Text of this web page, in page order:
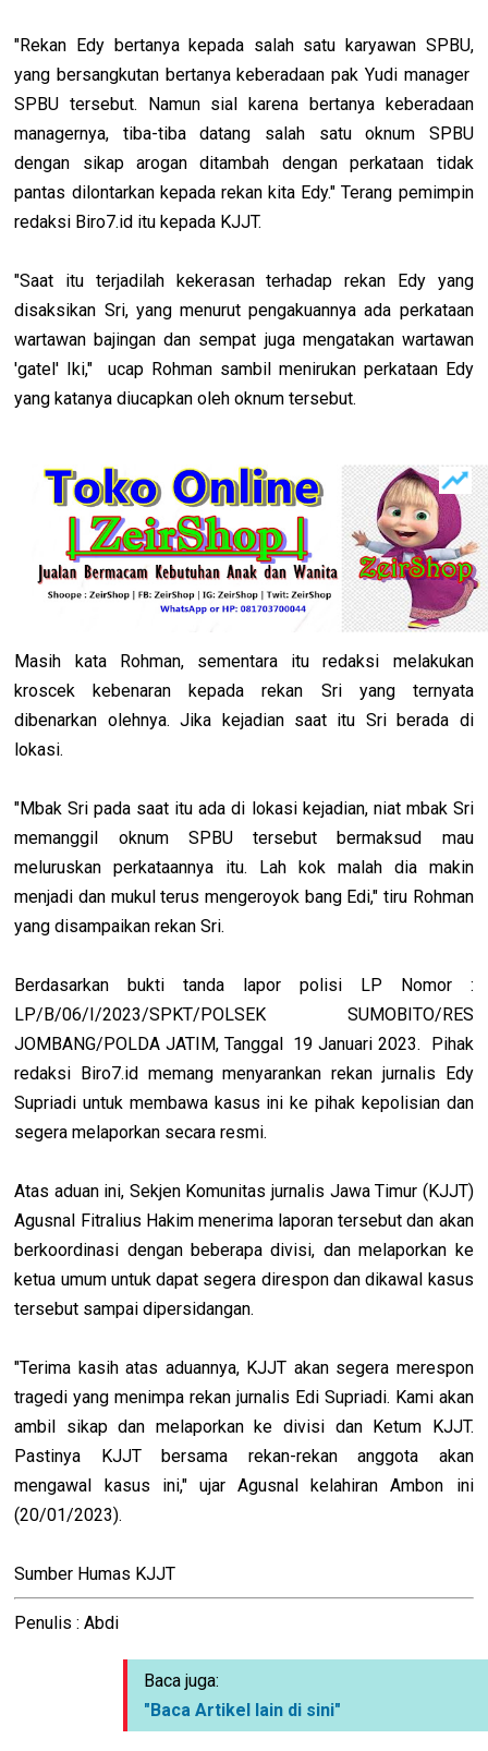
"Rekan Edy bertanya kepada salah satu karyawan SPBU,
yang bersangkutan bertanya keberadaan pak Yudi manager
SPBU tersebut. Namun sial karena bertanya keberadaan
managernya, tiba-tiba datang salah satu oknum SPBU
dengan sikap arogan ditambah dengan perkataan tidak
pantas dilontarkan kepada rekan kita Edy." Terang pemimpin
redaksi Biro7.id itu kepada KJJT.
"Saat itu terjadilah kekerasan terhadap rekan Edy yang
disaksikan Sri, yang menurut pengakuannya ada perkataan
wartawan bajingan dan sempat juga mengatakan wartawan
'gatel' Iki," ucap Rohman sambil menirukan perkataan Edy
yang katanya diucapkan oleh oknum tersebut.
Masih kata Rohman, sementara itu redaksi melakukan
kroscek kebenaran kepada rekan Sri yang ternyata
dibenarkan olehnya. Jika kejadian saat itu Sri berada di
lokasi.
"Mbak Sri pada saat itu ada di lokasi kejadian, niat mbak Sri
memanggil oknum SPBU tersebut bermaksud mau
meluruskan perkataannya itu. Lah kok malah dia makin
menjadi dan mukul terus mengeroyok bang Edi," tiru Rohman
yang disampaikan rekan Sri.
Berdasarkan bukti tanda lapor polisi LP Nomor :
LP/B/06/I/2023/SPKT/POLSEK SUMOBITO/RES
JOMBANG/POLDA JATIM, Tanggal 19 Januari 2023. Pihak
redaksi Biro7.id memang menyarankan rekan jurnalis Edy
Supriadi untuk membawa kasus ini ke pihak kepolisian dan
segera melaporkan secara resmi.
Atas aduan ini, Sekjen Komunitas jurnalis Jawa Timur (KJJT)
Agusnal Fitralius Hakim menerima laporan tersebut dan akan
berkoordinasi dengan beberapa divisi, dan melaporkan ke
ketua umum untuk dapat segera direspon dan dikawal kasus
tersebut sampai dipersidangan.
"Terima kasih atas aduannya, KJJT akan segera merespon
tragedi yang menimpa rekan jurnalis Edi Supriadi. Kami akan
ambil sikap dan melaporkan ke divisi dan Ketum KJJT.
Pastinya KJJT bersama rekan-rekan anggota akan
mengawal kasus ini," ujar Agusnal kelahiran Ambon ini
(20/01/2023).
Sumber Humas KJJT
Penulis : Abdi
Baca juga:
"Baca Artikel lain di sini"